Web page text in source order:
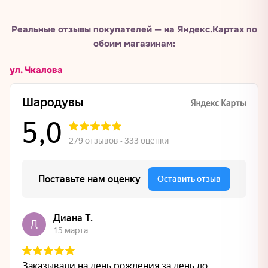
Реальные отзывы покупателей — на Яндекс.Картах по
обоим магазинам:
ул. Чкалова